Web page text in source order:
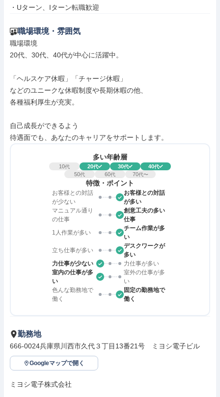
・Uターン、Iターン転職歓迎
職場環境・雰囲気
職場環境
20代、30代、40代が中心に活躍中。
「ヘルスケア休暇」「チャージ休暇」
などのユニークな休暇制度や長期休暇の他、
各種福利厚生が充実。
自己成長ができるよう
待遇面でも、あなたのキャリアをサポートします。
多い年齢層
10代 20代 30代 40代
50代 60代 70代〜
特徴・ポイント
お客様との対話
が少ない
お客様との対話
が多い
マニュアル通り
の仕事
創意工夫の多い
仕事
1人作業が多い
チーム作業が多
い
立ち仕事が多い
デスクワークが
多い
力仕事が少ない
力仕事が多い
室内の仕事が多
い
室外の仕事が多
い
色んな勤務地で
働く
固定の勤務地で
働く
勤務地
666-0024兵庫県川西市久代３丁目13番21号　ミヨシ電子ビル
Googleマップで開く
ミヨシ電子株式会社